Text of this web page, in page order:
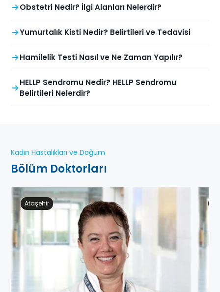
Obstetri Nedir? İlgi Alanları Nelerdir?
Yumurtalık Kisti Nedir? Belirtileri ve Tedavisi
Hamilelik Testi Nasıl ve Ne Zaman Yapılır?
HELLP Sendromu Nedir? HELLP Sendromu
Belirtileri Nelerdir?
Kadın Hastalıkları ve Doğum
Bölüm Doktorları
Ataşehir